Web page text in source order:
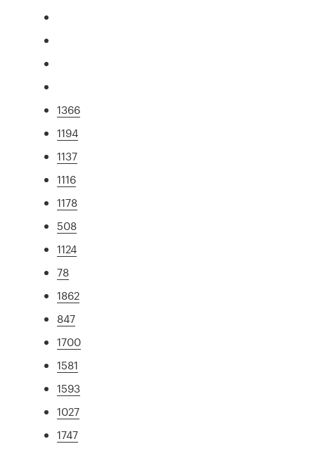
1366
1194
1137
1116
1178
508
1124
78
1862
847
1700
1581
1593
1027
1747